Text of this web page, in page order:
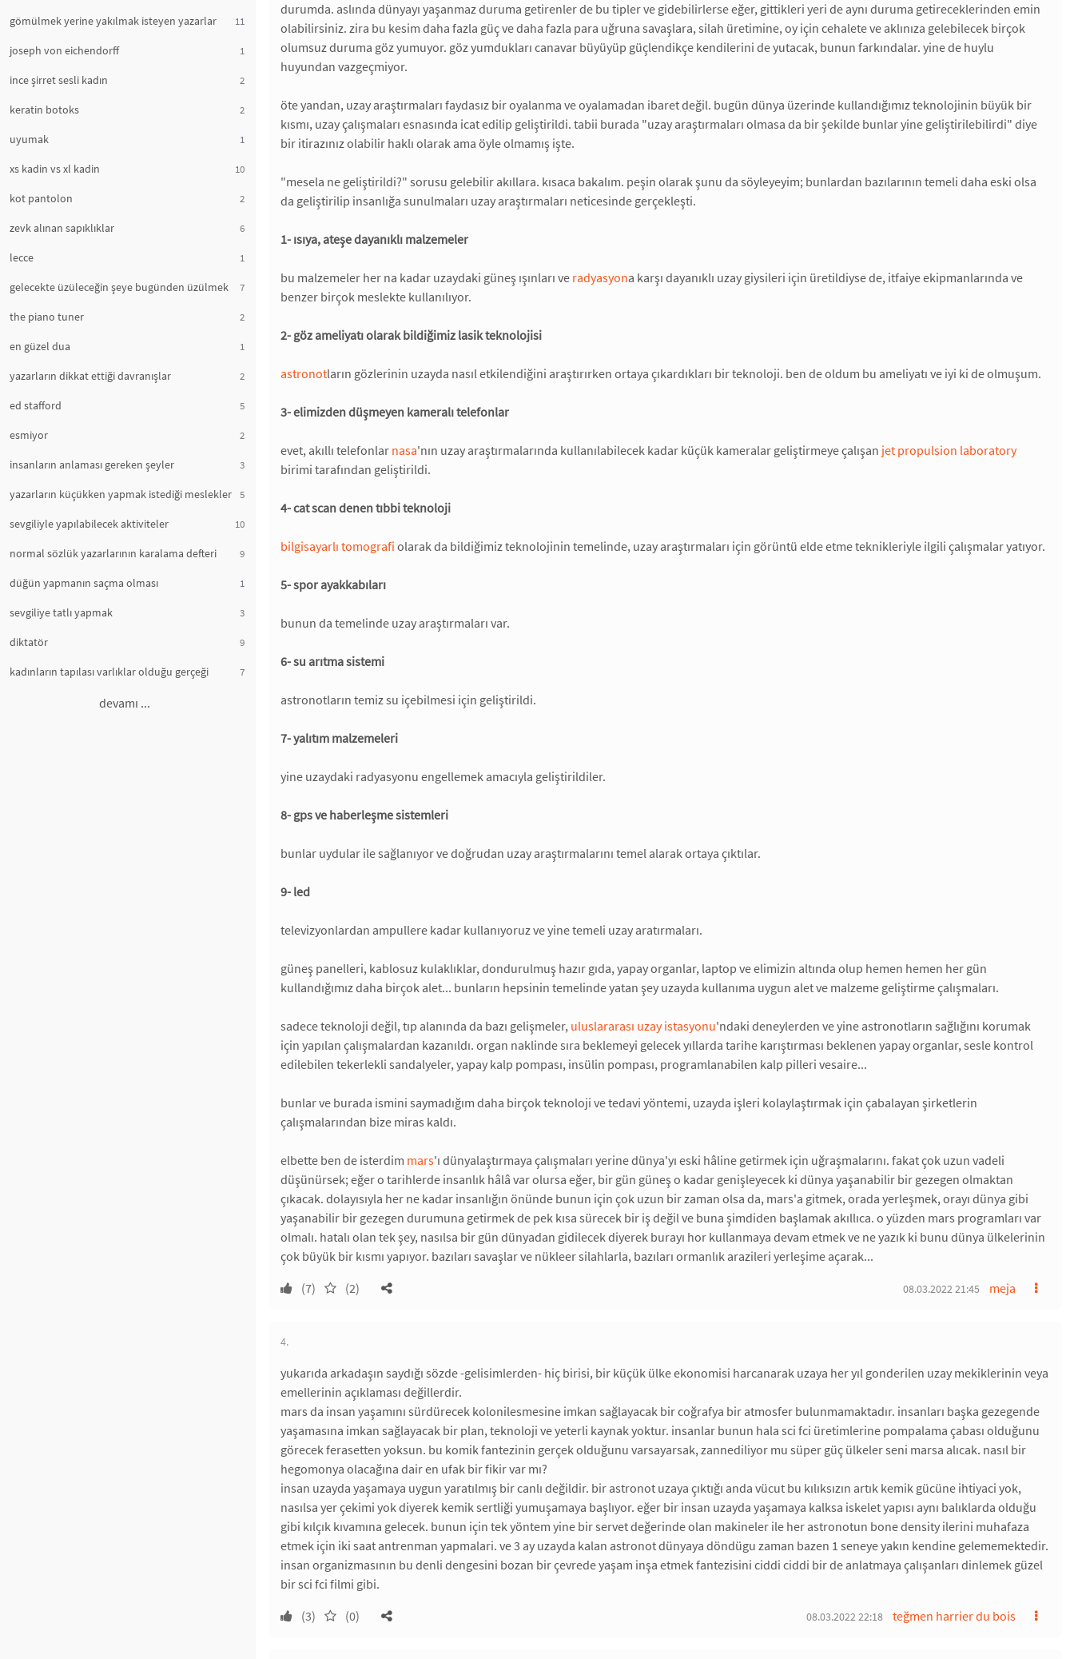
gömülmek yerine yakılmak isteyen yazarlar 11
joseph von eichendorff 1
ince şirret sesli kadın 2
keratin botoks 2
uyumak 1
xs kadin vs xl kadin 10
kot pantolon 2
zevk alınan sapıklıklar 6
lecce 1
gelecekte üzüleceğin şeye bugünden üzülmek 7
the piano tuner 2
en güzel dua 1
yazarların dikkat ettiği davranışlar 2
ed stafford 5
esmiyor 2
insanların anlaması gereken şeyler 3
yazarların küçükken yapmak istediği meslekler 5
sevgiliyle yapılabilecek aktiviteler 10
normal sözlük yazarlarının karalama defteri 9
düğün yapmanın saçma olması 1
sevgiliye tatlı yapmak 3
diktatör 9
kadınların tapılası varlıklar olduğu gerçeği 7
devamı ...
durumda. aslında dünyayı yaşanmaz duruma getirenler de bu tipler ve gidebilirlerse eğer, gittikleri yeri de aynı duruma getireceklerinden emin
olabilirsiniz. zira bu kesim daha fazla güç ve daha fazla para uğruna savaşlara, silah üretimine, oy için cehalete ve aklınıza gelebilecek birçok
olumsuz duruma göz yumuyor. göz yumdukları canavar büyüyüp güçlendikçe kendilerini de yutacak, bunun farkındalar. yine de huylu
huyundan vazgeçmiyor.
öte yandan, uzay araştırmaları faydasız bir oyalanma ve oyalamadan ibaret değil. bugün dünya üzerinde kullandığımız teknolojinin büyük bir
kısmı, uzay çalışmaları esnasında icat edilip geliştirildi. tabii burada "uzay araştırmaları olmasa da bir şekilde bunlar yine geliştirilebilirdi" diye
bir itirazınız olabilir haklı olarak ama öyle olmamış işte.
"mesela ne geliştirildi?" sorusu gelebilir akıllara. kısaca bakalım. peşin olarak şunu da söyleyeyim; bunlardan bazılarının temeli daha eski olsa
da geliştirilip insanlığa sunulmaları uzay araştırmaları neticesinde gerçekleşti.
1- ısıya, ateşe dayanıklı malzemeler
bu malzemeler her na kadar uzaydaki güneş ışınları ve radyasyona karşı dayanıklı uzay giysileri için üretildiyse de, itfaiye ekipmanlarında ve
benzer birçok meslekte kullanılıyor.
2- göz ameliyatı olarak bildiğimiz lasik teknolojisi
astronotların gözlerinin uzayda nasıl etkilendiğini araştırırken ortaya çıkardıkları bir teknoloji. ben de oldum bu ameliyatı ve iyi ki de olmuşum.
3- elimizden düşmeyen kameralı telefonlar
evet, akıllı telefonlar nasa'nın uzay araştırmalarında kullanılabilecek kadar küçük kameralar geliştirmeye çalışan jet propulsion laboratory
birimi tarafından geliştirildi.
4- cat scan denen tıbbi teknoloji
bilgisayarlı tomografi olarak da bildiğimiz teknolojinin temelinde, uzay araştırmaları için görüntü elde etme teknikleriyle ilgili çalışmalar yatıyor.
5- spor ayakkabıları
bunun da temelinde uzay araştırmaları var.
6- su arıtma sistemi
astronotların temiz su içebilmesi için geliştirildi.
7- yalıtım malzemeleri
yine uzaydaki radyasyonu engellemek amacıyla geliştirildiler.
8- gps ve haberleşme sistemleri
bunlar uydular ile sağlanıyor ve doğrudan uzay araştırmalarını temel alarak ortaya çıktılar.
9- led
televizyonlardan ampullere kadar kullanıyoruz ve yine temeli uzay aratırmaları.
güneş panelleri, kablosuz kulaklıklar, dondurulmuş hazır gıda, yapay organlar, laptop ve elimizin altında olup hemen hemen her gün
kullandığımız daha birçok alet... bunların hepsinin temelinde yatan şey uzayda kullanıma uygun alet ve malzeme geliştirme çalışmaları.
sadece teknoloji değil, tıp alanında da bazı gelişmeler, uluslararası uzay istasyonu'ndaki deneylerden ve yine astronotların sağlığını korumak
için yapılan çalışmalardan kazanıldı. organ naklinde sıra beklemeyi gelecek yıllarda tarihe karıştırması beklenen yapay organlar, sesle kontrol
edilebilen tekerlekli sandalyeler, yapay kalp pompası, insülin pompası, programlanabilen kalp pilleri vesaire...
bunlar ve burada ismini saymadığım daha birçok teknoloji ve tedavi yöntemi, uzayda işleri kolaylaştırmak için çabalayan şirketlerin
çalışmalarından bize miras kaldı.
elbette ben de isterdim mars'ı dünyalaştırmaya çalışmaları yerine dünya'yı eski hâline getirmek için uğraşmalarını. fakat çok uzun vadeli
düşünürsek; eğer o tarihlerde insanlık hâlâ var olursa eğer, bir gün güneş o kadar genişleyecek ki dünya yaşanabilir bir gezegen olmaktan
çıkacak. dolayısıyla her ne kadar insanlığın önünde bunun için çok uzun bir zaman olsa da, mars'a gitmek, orada yerleşmek, orayı dünya gibi
yaşanabilir bir gezegen durumuna getirmek de pek kısa sürecek bir iş değil ve buna şimdiden başlamak akıllıca. o yüzden mars programları var
olmalı. hatalı olan tek şey, nasılsa bir gün dünyadan gidilecek diyerek burayı hor kullanmaya devam etmek ve ne yazık ki bunu dünya ülkelerinin
çok büyük bir kısmı yapıyor. bazıları savaşlar ve nükleer silahlarla, bazıları ormanlık arazileri yerleşime açarak...
(7)
(2) meja
08.03.2022 21:45
4.
yukarıda arkadaşın saydığı sözde -gelisimlerden- hiç birisi, bir küçük ülke ekonomisi harcanarak uzaya her yıl gonderilen uzay mekiklerinin veya
emellerinin açıklaması değillerdir.
mars da insan yaşamını sürdürecek kolonilesmesine imkan sağlayacak bir coğrafya bir atmosfer bulunmamaktadır. insanları başka gezegende
yaşamasına imkan sağlayacak bir plan, teknoloji ve yeterli kaynak yoktur. insanlar bunun hala sci fci üretimlerine pompalama çabası olduğunu
görecek ferasetten yoksun. bu komik fantezinin gerçek olduğunu varsayarsak, zannediliyor mu süper güç ülkeler seni marsa alıcak. nasıl bir
hegomonya olacağına dair en ufak bir fikir var mı?
insan uzayda yaşamaya uygun yaratılmış bir canlı değildir. bir astronot uzaya çıktığı anda vücut bu kılıksızın artık kemik gücüne ihtiyaci yok,
nasılsa yer çekimi yok diyerek kemik sertliği yumuşamaya başlıyor. eğer bir insan uzayda yaşamaya kalksa iskelet yapısı aynı balıklarda olduğu
gibi kılçık kıvamına gelecek. bunun için tek yöntem yine bir servet değerinde olan makineler ile her astronotun bone density ilerini muhafaza
etmek için iki saat antrenman yapmalari. ve 3 ay uzayda kalan astronot dünyaya döndügu zaman bazen 1 seneye yakın kendine gelememektedir.
insan organizmasının bu denli dengesini bozan bir çevrede yaşam inşa etmek fantezisini ciddi ciddi bir de anlatmaya çalışanları dinlemek güzel
bir sci fci filmi gibi.
(3)
(0) teğmen harrier du bois
08.03.2022 22:18